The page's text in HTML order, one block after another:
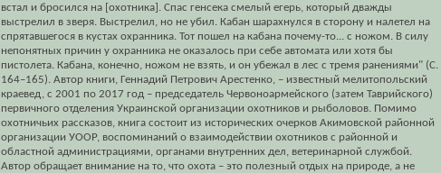
встал и бросился на [охотника]. Спас генсека смелый егерь, который дважды
выстрелил в зверя. Выстрелил, но не убил. Кабан шарахнулся в сторону и налетел на
спрятавшегося в кустах охранника. Тот пошел на кабана почему-то... с ножом. В силу
непонятных причин у охранника не оказалось при себе автомата или хотя бы
пистолета. Кабана, конечно, ножом не взять, и он убежал в лес с тремя ранениями" (С.
164–165). Автор книги, Геннадий Петрович Арестенко, – известный мелитопольский
краевед, с 2001 по 2017 год – председатель Червоноармейского (затем Таврийского)
первичного отделения Украинской организации охотников и рыболовов. Помимо
охотничьих рассказов, книга состоит из исторических очерков Акимовской районной
организации УООР, воспоминаний о взаимодействии охотников с районной и
областной администрациями, органами внутренних дел, ветеринарной службой.
Автор обращает внимание на то, что охота – это полезный отдых на природе, а не